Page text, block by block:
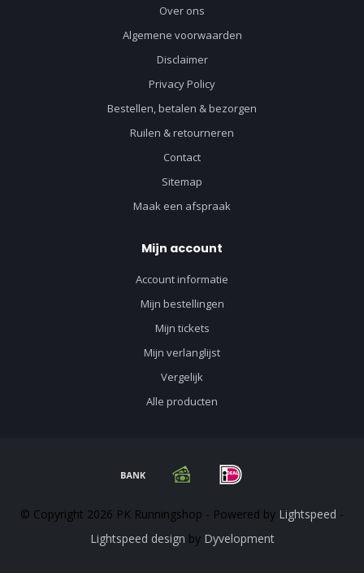
Over ons
Algemene voorwaarden
Disclaimer
Privacy Policy
Bestellen, betalen & bezorgen
Ruilen & retourneren
Contact
Sitemap
Maak een afspraak
Mijn account
Account informatie
Mijn bestellingen
Mijn tickets
Mijn verlanglijst
Vergelijk
Alle producten
© Copyright 2026 PK Runningshop - Powered by Lightspeed -
Lightspeed design by Dyvelopment